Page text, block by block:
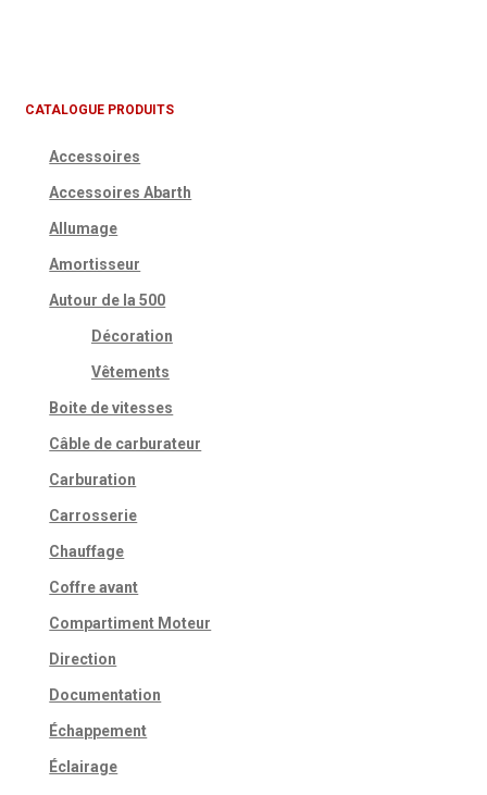
CATALOGUE PRODUITS
Accessoires
Accessoires Abarth
Allumage
Amortisseur
Autour de la 500
Décoration
Vêtements
Boite de vitesses
Câble de carburateur
Carburation
Carrosserie
Chauffage
Coffre avant
Compartiment Moteur
Direction
Documentation
Échappement
Éclairage